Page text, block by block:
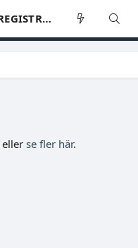
REGISTRERA
eller se fler här.